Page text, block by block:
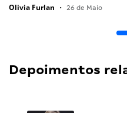
Olivia Furlan • 26 de Maio
Depoimentos